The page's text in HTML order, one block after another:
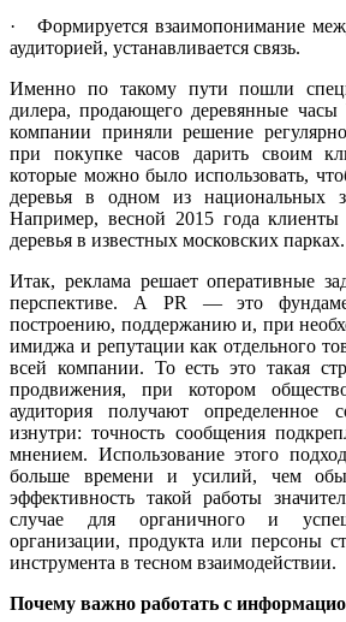
· Формируется взаимопонимание
аудиторией, устанавливается связь.
Именно по такому пути пошли
дилера, продающего деревянные
компании приняли решение
при покупке часов дарить своим
которые можно было использовать,
деревья в одном из национальных
Например, весной 2015 года клиенты
деревья в известных московских парках.
Итак, реклама решает оперативные
перспективе. А PR — это
построению, поддержанию и, при
имиджа и репутации как отдельного
всей компании. То есть это такая
продвижения, при котором
аудитория получают определенное
изнутри: точность сообщения
мнением. Использование этого
больше времени и усилий, чем
эффективность такой работы
случае для органичного и
организации, продукта или персоны
инструмента в тесном взаимодействии.
Почему важно работать с